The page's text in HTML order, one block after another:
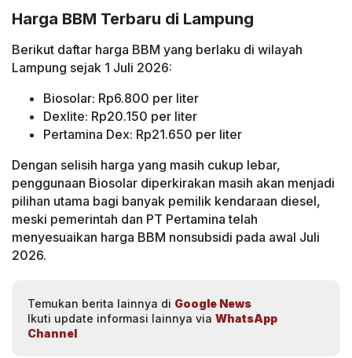
Harga BBM Terbaru di Lampung
Berikut daftar harga BBM yang berlaku di wilayah
Lampung sejak 1 Juli 2026:
Biosolar: Rp6.800 per liter
Dexlite: Rp20.150 per liter
Pertamina Dex: Rp21.650 per liter
Dengan selisih harga yang masih cukup lebar,
penggunaan Biosolar diperkirakan masih akan menjadi
pilihan utama bagi banyak pemilik kendaraan diesel,
meski pemerintah dan PT Pertamina telah
menyesuaikan harga BBM nonsubsidi pada awal Juli
2026.
Temukan berita lainnya di Google News
Ikuti update informasi lainnya via WhatsApp
Channel